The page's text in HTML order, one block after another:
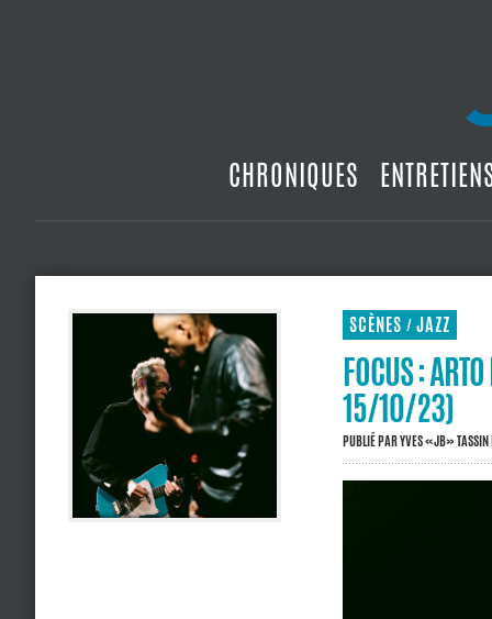
CHRONIQUES
SCÈNES / JAZZ
FOCUS :
15/10/23)
PUBLIÉ PARYVES «JB» TASSIN